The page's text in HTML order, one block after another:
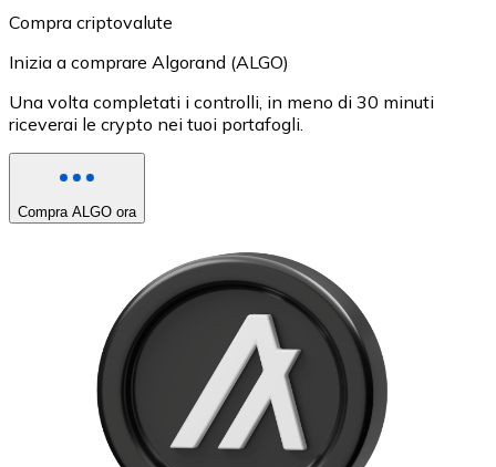
Compra criptovalute
Inizia a comprare Algorand (ALGO)
Una volta completati i controlli, in meno di 30 minuti
riceverai le crypto nei tuoi portafogli.
Compra ALGO ora